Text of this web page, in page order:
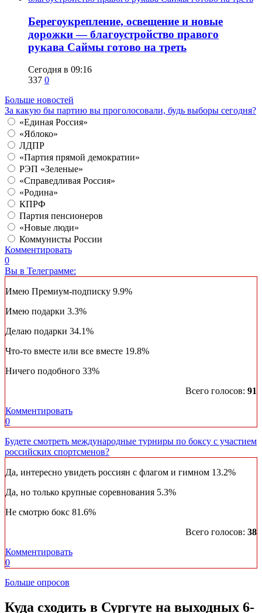
Берегоукрепление, освещение и новые
дорожки — благоустройство правого
рукава Саймы готово на треть
Сегодня в 09:16
337 0
Больше новостей
За какую бы партию вы проголосовали, будь выборы сегодня?
«Единая Россия»
«Яблоко»
ЛДПР
«Партия прямой демократии»
РЭП «Зеленые»
«Справедливая Россия»
«Родина»
КПРФ
Партия пенсионеров
«Новые люди»
Коммунисты России
Комментировать
0
Вы в Телеграмме:
Имею Премиум-подписку 9.9%
Имею подарки 3.3%
Делаю подарки 34.1%
Что-то вместе или все вместе 19.8%
Ничего подобного 33%
Всего голосов: 91
Комментировать
0
Будете смотреть международные турниры по боксу с участием
российских спортсменов?
Да, интересно увидеть россиян с флагом и гимном 13.2%
Да, но только крупные соревнования 5.3%
Не смотрю бокс 81.6%
Всего голосов: 38
Комментировать
0
Больше опросов
​Куда сходить в Сургуте на выходных 6-